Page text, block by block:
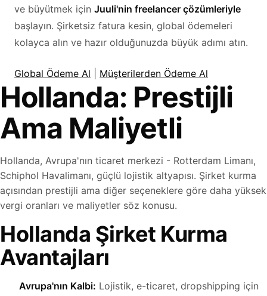
ve büyütmek için Juuli'nin freelancer çözümleriyle
başlayın. Şirketsiz fatura kesin, global ödemeleri
kolayca alın ve hazır olduğunuzda büyük adımı atın.
Global Ödeme Al Müşterilerden Ödeme Al
Hollanda: Prestijli
Ama Maliyetli
Hollanda, Avrupa'nın ticaret merkezi - Rotterdam Limanı,
Schiphol Havalimanı, güçlü lojistik altyapısı. Şirket kurma
açısından prestijli ama diğer seçeneklere göre daha yüksek
vergi oranları ve maliyetler söz konusu.
Hollanda Şirket Kurma
Avantajları
Avrupa'nın Kalbi: Lojistik, e-ticaret, dropshipping için